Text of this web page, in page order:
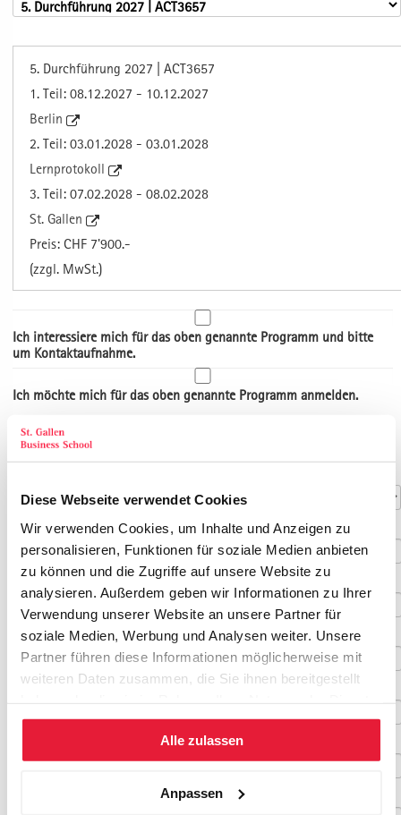
Diese Webseite verwendet Cookies
Wir verwenden Cookies, um Inhalte und Anzeigen zu
personalisieren, Funktionen für soziale Medien anbieten
zu können und die Zugriffe auf unsere Website zu
analysieren. Außerdem geben wir Informationen zu Ihrer
Verwendung unserer Website an unsere Partner für
soziale Medien, Werbung und Analysen weiter. Unsere
Partner führen diese Informationen möglicherweise mit
weiteren Daten zusammen, die Sie ihnen bereitgestellt
gesammelt haben.
Alle zulassen
Anpassen
5. Durchführung 2027 | ACT3657
1. Teil: 08.12.2027 - 10.12.2027
Berlin
2. Teil: 03.01.2028 - 03.01.2028
Lernprotokoll
3. Teil: 07.02.2028 - 08.02.2028
St. Gallen
Preis: CHF 7'900.-
(zzgl. MwSt.)
Ich interessiere mich für das oben genannte Programm und bitte
um Kontaktaufnahme.
Ich möchte mich für das oben genannte Programm anmelden.
Art der Adresse
Kontaktdaten
Titel
Vorname*
Nachname*
Geburtsdatum